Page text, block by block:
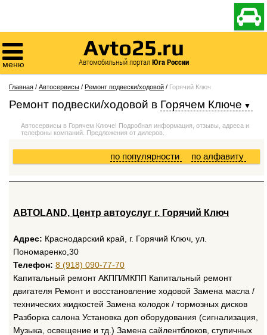


меню
Avto25.ru
Автомобильный порталЮга России
Главная / Автосервисы / Ремонт подвески/ходовой / Горячий Ключ
Ремонт подвески/ходовой в Горячем Ключе
Автосервисы в Горячем Ключе! Подробная информация, отзывы, адреса и
телефоны компаний. Предложения от дилеров.
по алфавиту
по популярности
АВТОLAND, Центр автоуслуг г. Горячий Ключ
Адрес: Краснодарский край, г. Горячий Ключ, ул.
Пономаренко,30
Телефон: 8 (918) 090-77-70
Капитальный ремонт АКПП/МКПП Капитальный ремонт
двигателя Ремонт и восстановление ходовой Замена масла /
технических жидкостей Замена колодок / тормозных дисков
Разборка салона Установка доп оборудования (сигнализация,
Музыка, освещение и тд.) Замена сайлентблоков, ступичных